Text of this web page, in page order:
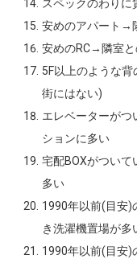
スペックのわり
安めのアパート→
安めのRC→隣室と
5F以上のような
街にはない)
エレベーターが
ションに多い
宅配BOXがつい
多い
1990年以前(目安
き洗濯機置場が多
1990年以前(目安)